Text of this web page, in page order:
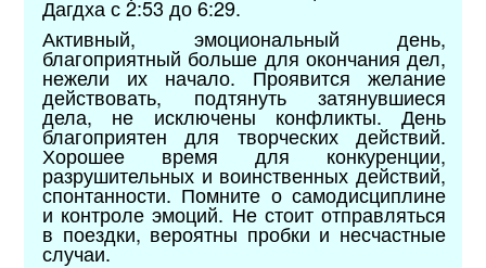
Дагдха с 2:53 до 6:29.
Активный, эмоциональный день,
благоприятный больше для окончания дел,
нежели их начало. Проявится желание
действовать, подтянуть затянувшиеся
дела, не исключены конфликты. День
благоприятен для творческих действий.
Хорошее время для конкуренции,
разрушительных и воинственных действий,
спонтанности. Помните о самодисциплине
и контроле эмоций. Не стоит отправляться
в поездки, вероятны пробки и несчастные
случаи.